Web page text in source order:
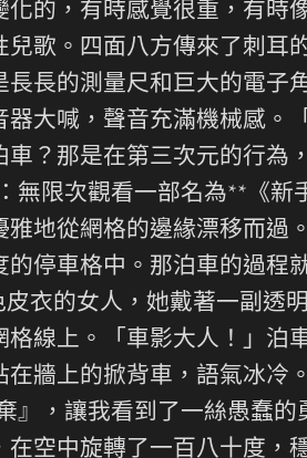
的，有時感覺很重，有時
歌。四面八方傳來了刺耳
長長的測量尺和巨大的電子
大喊，聲音充滿機械感。
？那是在第三次元的行為
限次觀看一部名為**《新
地從網格的邊緣漂移而過
停車格中。那泊車的過程
衣的女人，她戴著一副透
線上。「車影大人！」泊
牆上的掀背車，語氣冰冷
，讓我看到了一絲愚蠢的
空中旋轉了一百八十度，